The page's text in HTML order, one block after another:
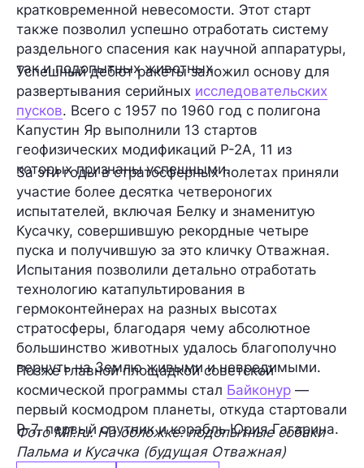
кратковременной невесомости. Этот старт
также позволил успешно отработать систему
раздельного спасения как научной аппаратуры,
так и подопытных животных
Успешный дебют ракеты заложил основу для
развертывания серийных исследовательских
пусков. Всего с 1957 по 1960 год с полигона
Капустин Яр выполнили 13 стартов
геофизических модификаций Р-2А, 11 из
которых признаны успешными.
За эти годы в стратосферных полетах приняли
участие более десятка четвероногих
испытателей, включая Белку и знаменитую
Кусачку, совершившую рекордные четыре
пуска и получившую за это кличку Отважная.
Испытания позволили детально отработать
технологию катапультирования в
гермоконтейнерах на разных высотах
стратосферы, благодаря чему абсолютное
большинство животных удалось благополучно
вернуть на Землю живыми и невредимыми.
Позже главной площадкой советской
космической программы стал Байконур —
первый космодром планеты, откуда стартовали
Р-7, первый спутник и корабль Юрия Гагарина.
Фото Mil.ru. На обложке: подопытные собаки
Пальма и Кусачка (будущая Отважная)